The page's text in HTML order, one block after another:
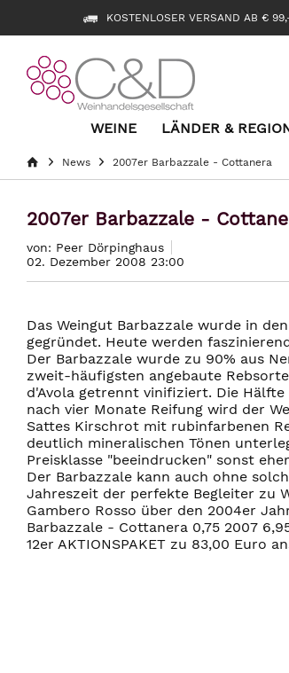
KOSTENLOSER VERSAND AB €
WEINE LÄNDER &
News 2007er Barbazzale - Cottanera
2007er Barbazzale -
von: Peer Dörpinghaus
02. Dezember 2008 23:00
Das Weingut Barbazzale wurde in
gegründet. Heute werden
Der Barbazzale wurde zu 90% aus
zweit-häufigsten angebaute
d'Avola getrennt vinifiziert. Die
nach vier Monate Reifung wird der
Sattes Kirschrot mit rubinfarbenen
deutlich mineralischen Tönen
Preisklasse "beeindrucken" sonst
Der Barbazzale kann auch ohne
Jahreszeit der perfekte Begleiter zu
Gambero Rosso über den 2004er
Barbazzale - Cottanera 0,75 2007
12er AKTIONSPAKET zu 83,00 Euro